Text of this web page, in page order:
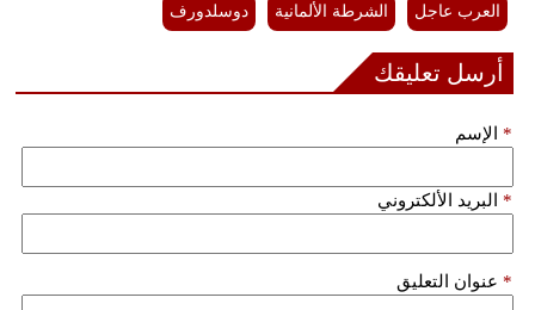
العرب عاجل الشرطة الألمانية دوسلدورف
أرسل تعليقك
الإسم *
البريد الألكتروني *
عنوان التعليق *